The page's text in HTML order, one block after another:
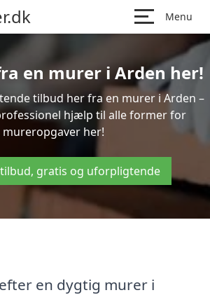
Menu
en murer i Arden her!
tilbud her fra en murer i Arden –
hjælp til alle former for
mureropgaver her!
gratis og uforpligtende
en dygtig murer i